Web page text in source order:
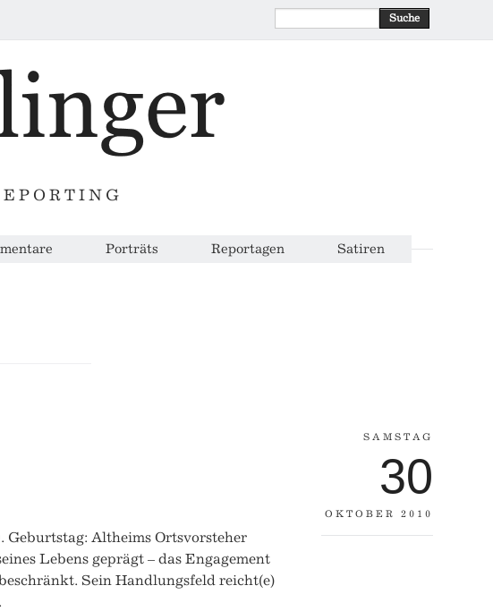
Suche
Porträts Reportagen Satiren
Geburtstag: Altheims Ortsvorsteher
Lebens geprägt – das Engagement
Sein Handlungsfeld reicht(e)
SAMSTAG
30
OKTOBER 2010